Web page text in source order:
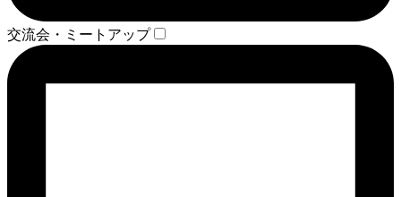
交流会・ミートアップ